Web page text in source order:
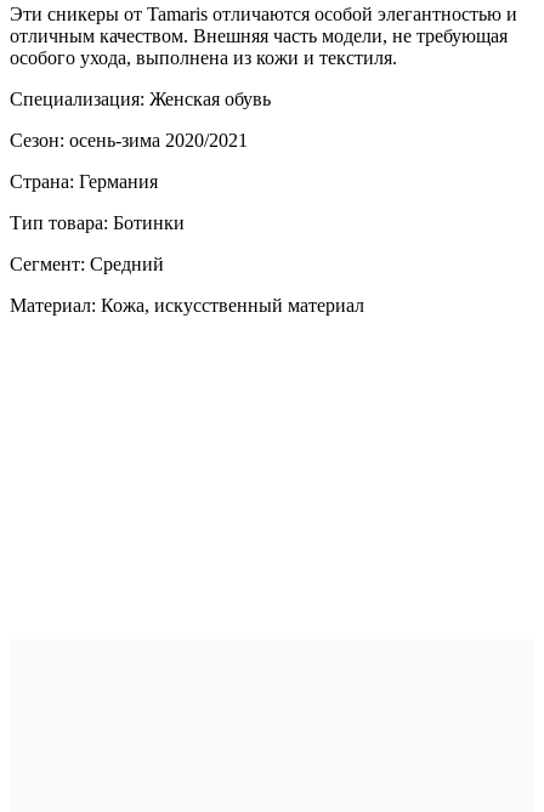
Эти сникеры от Tamaris отличаются особой элегантностью и
отличным качеством. Внешняя часть модели, не требующая
особого ухода, выполнена из кожи и текстиля.
Специализация: Женская обувь
Сезон: осень-зима 2020/2021
Страна: Германия
Тип товара: Ботинки
Сегмент: Средний
Материал: Кожа, искусственный материал